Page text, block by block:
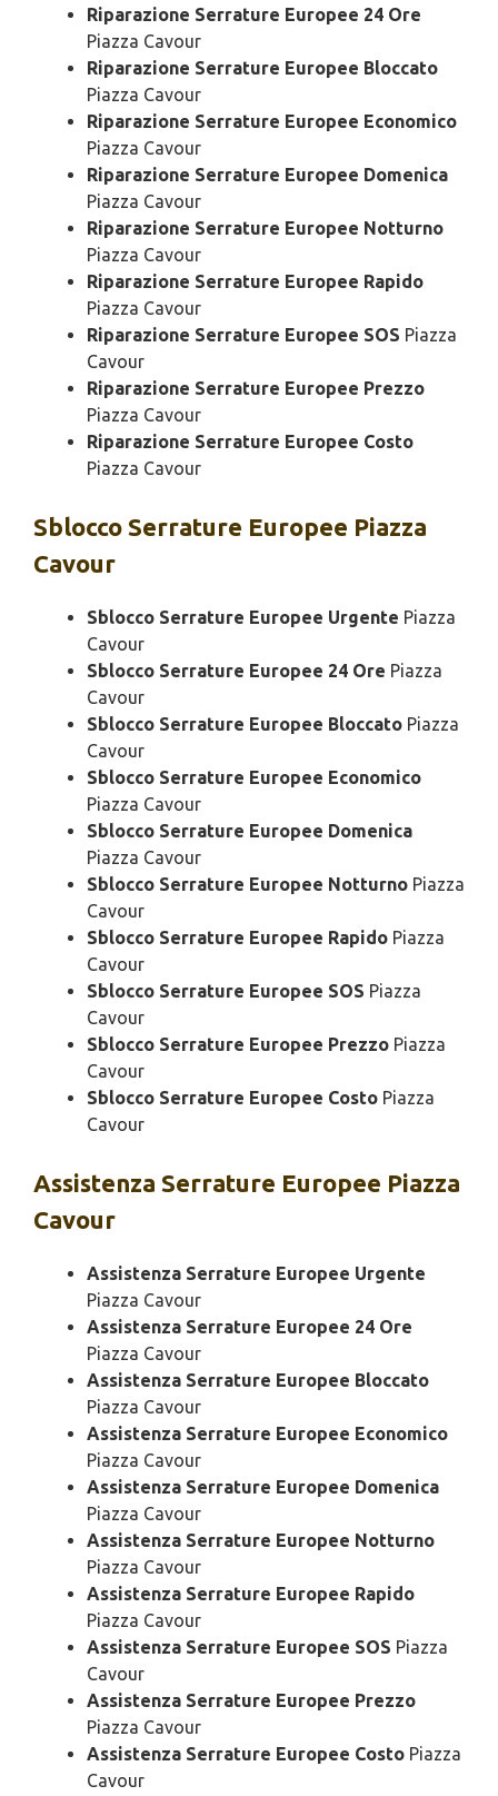
Riparazione Serrature Europee 24 Ore
Piazza Cavour
Riparazione Serrature Europee Bloccato
Piazza Cavour
Riparazione Serrature Europee Economico
Piazza Cavour
Riparazione Serrature Europee Domenica
Piazza Cavour
Riparazione Serrature Europee Notturno
Piazza Cavour
Riparazione Serrature Europee Rapido
Piazza Cavour
Riparazione Serrature Europee SOS Piazza
Cavour
Riparazione Serrature Europee Prezzo
Piazza Cavour
Riparazione Serrature Europee Costo
Piazza Cavour
Sblocco Serrature Europee Piazza
Cavour
Sblocco Serrature Europee Urgente Piazza
Cavour
Sblocco Serrature Europee 24 Ore Piazza
Cavour
Sblocco Serrature Europee Bloccato Piazza
Cavour
Sblocco Serrature Europee Economico
Piazza Cavour
Sblocco Serrature Europee Domenica
Piazza Cavour
Sblocco Serrature Europee Notturno Piazza
Cavour
Sblocco Serrature Europee Rapido Piazza
Cavour
Sblocco Serrature Europee SOS Piazza
Cavour
Sblocco Serrature Europee Prezzo Piazza
Cavour
Sblocco Serrature Europee Costo Piazza
Cavour
Assistenza Serrature Europee Piazza
Cavour
Assistenza Serrature Europee Urgente
Piazza Cavour
Assistenza Serrature Europee 24 Ore
Piazza Cavour
Assistenza Serrature Europee Bloccato
Piazza Cavour
Assistenza Serrature Europee Economico
Piazza Cavour
Assistenza Serrature Europee Domenica
Piazza Cavour
Assistenza Serrature Europee Notturno
Piazza Cavour
Assistenza Serrature Europee Rapido
Piazza Cavour
Assistenza Serrature Europee SOS Piazza
Cavour
Assistenza Serrature Europee Prezzo
Piazza Cavour
Assistenza Serrature Europee Costo Piazza
Cavour